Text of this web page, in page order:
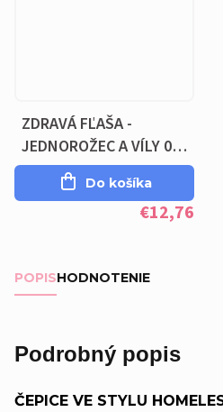
ZDRAVÁ FĽAŠA -
JEDNOROŽEC A VÍLY 0.5
L
€12,76
Do košíka
POPISHODNOTENIE
Podrobný popis
ČEPICE VE STYLU